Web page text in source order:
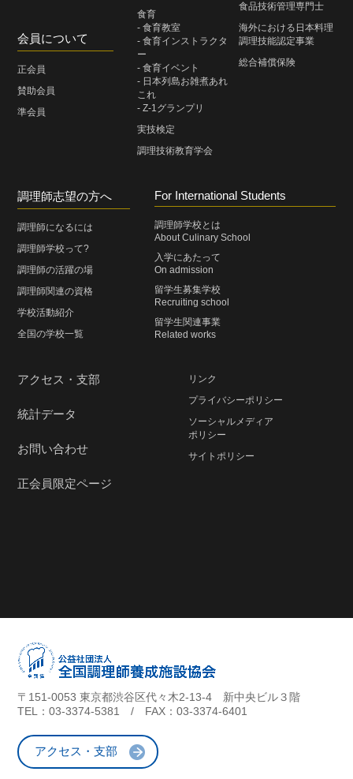
会員について
正会員
賛助会員
準会員
食育
- 食育教室
- 食育インストラクタ
ー
- 食育イベント
- 日本列島お雑煮あれ
これ
- Z-1グランプリ
実技検定
調理技術教育学会
食品技術管理専門士
海外における日本料理
調理技能認定事業
総合補償保険
調理師志望の方へ
調理師になるには
調理師学校って?
調理師の活躍の場
調理師関連の資格
学校活動紹介
全国の学校一覧
For International Students
調理師学校とは
About Culinary School
入学にあたって
On admission
留学生募集学校
Recruiting school
留学生関連事業
Related works
アクセス・支部
統計データ
お問い合わせ
正会員限定ページ
リンク
プライバシーポリシー
ソーシャルメディア
ポリシー
サイトポリシー
〒151-0053 東京都渋谷区代々木2-13-4 新中央ビル３階
TEL：03-3374-5381 / FAX：03-3374-6401
アクセス・支部